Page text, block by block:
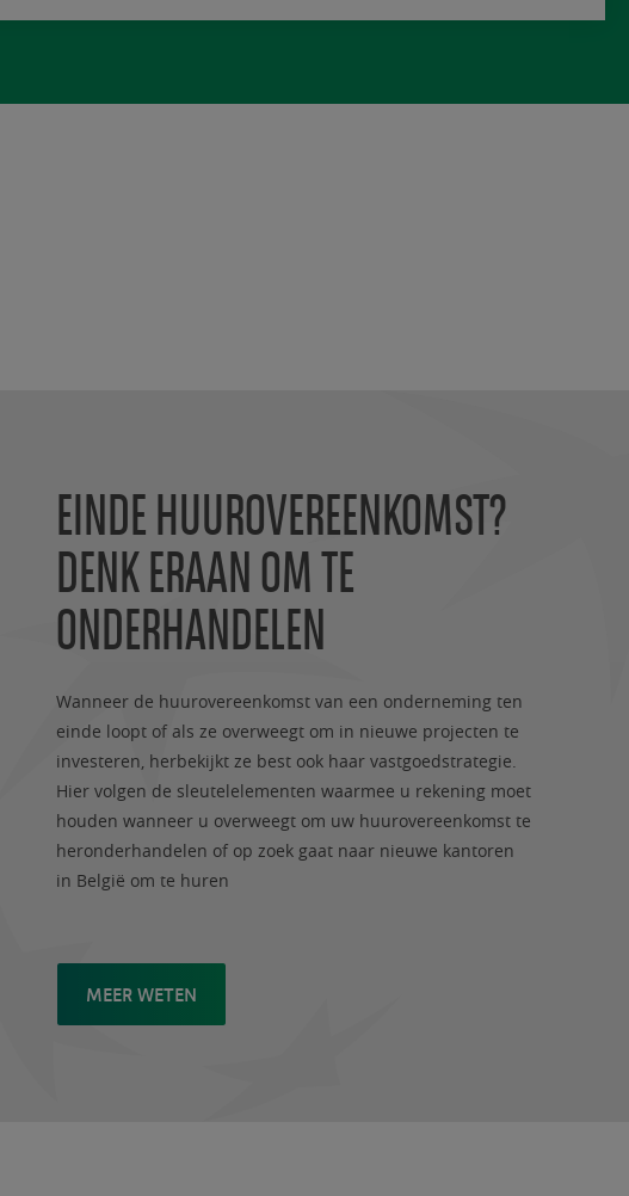
EINDE HUUROVEREENKOMST?
DENK ERAAN OM TE
ONDERHANDELEN
Wanneer de huurovereenkomst van een onderneming ten
einde loopt of als ze overweegt om in nieuwe projecten te
investeren, herbekijkt ze best ook haar vastgoedstrategie.
Hier volgen de sleutelelementen waarmee u rekening moet
houden wanneer u overweegt om uw huurovereenkomst te
heronderhandelen of op zoek gaat naar nieuwe kantoren
in België om te huren
MEER WETEN